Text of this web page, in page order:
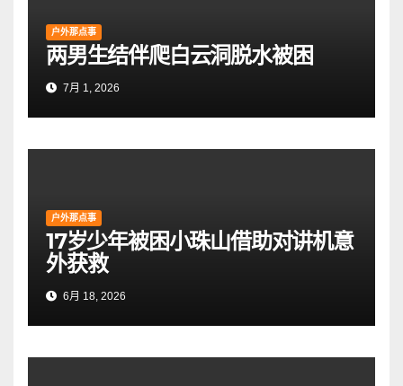
户外那点事
两男生结伴爬白云洞脱水被困
7月 1, 2026
户外那点事
17岁少年被困小珠山借助对讲机意
外获救
6月 18, 2026